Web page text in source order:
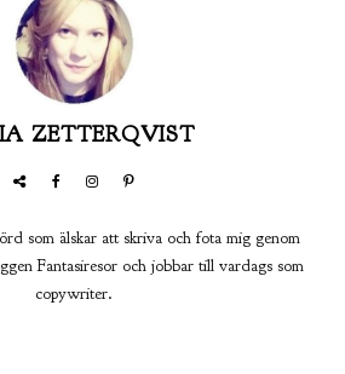
ZETTERQVIST
som älskar att skriva och fota mig genom
Fantasiresor och jobbar till vardags som
copywriter.